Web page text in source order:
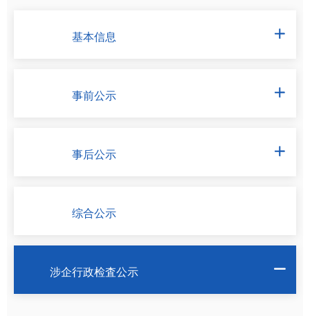
基本信息 
事前公示 
事后公示 
综合公示
涉企行政检査公示 